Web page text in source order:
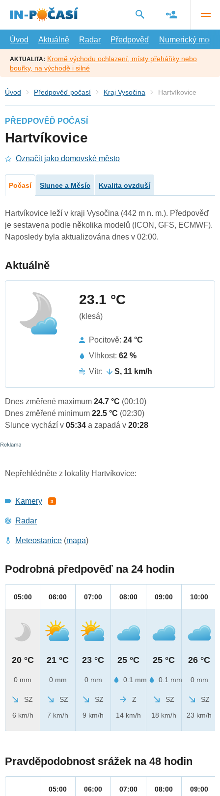
hlavní
Úvod
Aktuálně Radar Předpověď Numerický model
AKTUALITA: Kromě východu ochlazení, místy přeháňky nebo
bouřky, na východě i silné
Úvod Předpověď počasí Kraj Vysočina Hartvíkovice
PŘEDPOVĚĎ POČASÍ
Hartvíkovice
Označit jako domovské město
Počasí Slunce a Měsíc Kvalita ovzduší
Hartvíkovice leží v kraji Vysočina (442 m n. m.). Předpověď
je sestavena podle několika modelů (ICON, GFS, ECMWF).
Naposledy byla aktualizována dnes v 02:00.
Aktuálně
23.1 °C
(klesá)
Pocitově: 24 °C
Vlhkost: 62 %
Vítr:
S, 11 km/h
Dnes změřené maximum 24.7 °C (00:10)
Dnes změřené minimum 22.5 °C (02:30)
Slunce vychází v 05:34 a zapadá v 20:28
Nepřehlédněte z lokality Hartvíkovice:
Kamery 3
Radar
Meteostanice (mapa)
Podrobná předpověď na 24 hodin
05:00
20 °C
0 mm
SZ
6 km/h
06:00
21 °C
0 mm
SZ
7 km/h
07:00
23 °C
0 mm
SZ
9 km/h
08:00
25 °C
0.1 mm
Z
14 km/h
09:00
25 °C
0.1 mm
SZ
18 km/h
10:00
26 °C
0 mm
SZ
23 km/h
Pravděpodobnost srážek na 48 hodin
05:00
06:00
07:00
08:00
09:00